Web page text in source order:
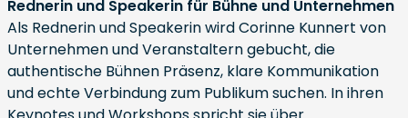
Rednerin und Speakerin für Bühne und Unternehmen
Als Rednerin und Speakerin wird Corinne Kunnert von
Unternehmen und Veranstaltern gebucht, die
authentische Bühnen Präsenz, klare Kommunikation
und echte Verbindung zum Publikum suchen. In ihren